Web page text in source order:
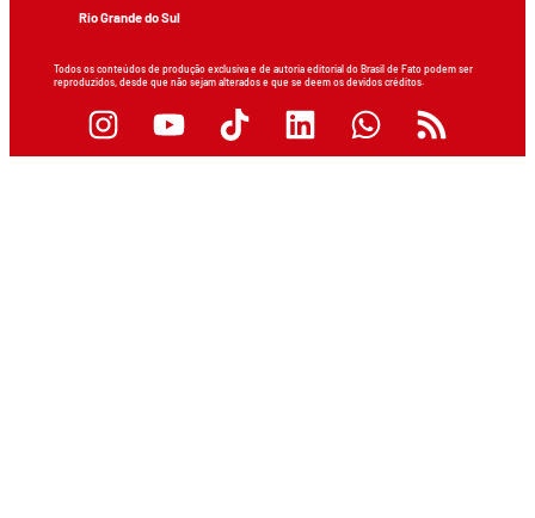
Rio Grande do Sul
Todos os conteúdos de produção exclusiva e de autoria editorial do Brasil de Fato podem ser
reproduzidos, desde que não sejam alterados e que se deem os devidos créditos.